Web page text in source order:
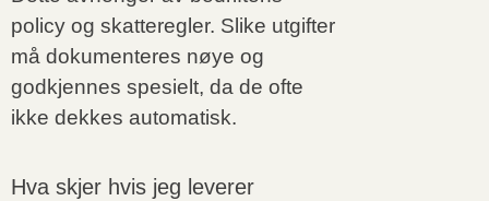
policy og skatteregler. Slike utgifter
må dokumenteres nøye og
godkjennes spesielt, da de ofte
ikke dekkes automatisk.
Hva skjer hvis jeg leverer